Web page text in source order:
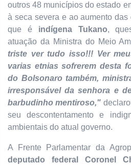
outros 48 municípios do estado
à seca severa e ao aumento
que é indígena Tukano,
atuação da Ministra do Meio
triste ver tudo isso!!! Ver
varias etnias sofrerem desta
do Bolsonaro também,
irresponsável da senhora e
barbudinho mentiroso,"
seu descontentamento e
ambientais do atual governo.
A Frente Parlamentar da
deputado federal Coronel